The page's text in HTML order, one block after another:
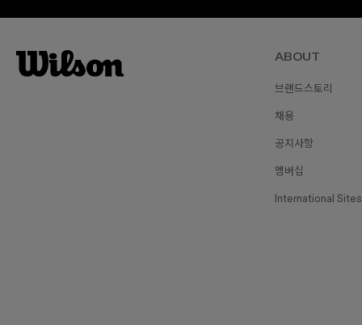
ABOUT
브랜드스토리
채용
공지사항
멤버십
International Sites